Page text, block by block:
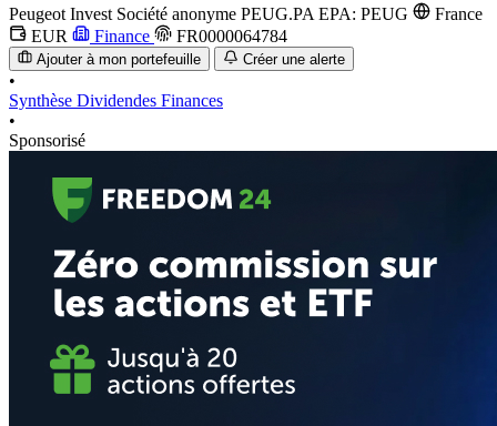
Peugeot Invest Société anonyme PEUG.PA EPA: PEUG
France
EUR
Finance FR0000064784
Ajouter à mon portefeuille Créer une alerte
•
Synthèse Dividendes Finances
•
Sponsorisé